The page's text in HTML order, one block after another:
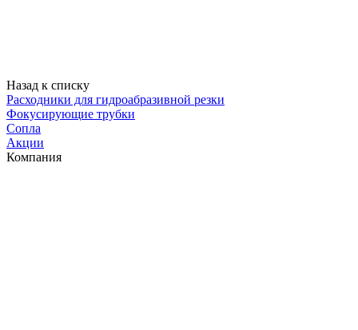
Назад к списку
Расходники для гидроабразивной резки
Фокусирующие трубки
Сопла
Акции
Компания